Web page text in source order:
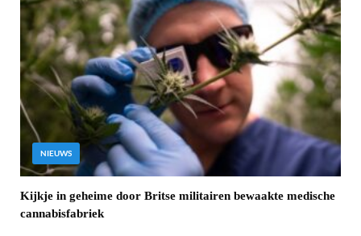
NIEUWS
Kijkje in geheime door Britse militairen bewaakte medische
cannabisfabriek